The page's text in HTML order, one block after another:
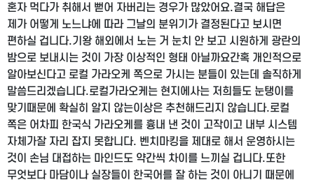
혼자 먹다가 취해서 뻗어 자버리는 경우가 많았어요.결국 해답은
제가 어떻게 노느냐에 따라 그날의 분위기가 결정된다고 보시면
편하실 겁니다.기왕 해외에서 노는 거 눈치 안 보고 시원하게 광란의
밤으로 보내시는 것이 가장 이상적인 형태 아닐까요간혹 개인적으로
알아보신다고 로컬 가라오케 쪽으로 가시는 분들이 있는데 솔직하게
말씀드리겠습니다.로컬가라오케는 현지에사는 저희들도 눈탱이를
맞기때문에 확실히 알지 않는이상은 추천해드리지 않습니다.로컬
쪽은 어차피 한국식 가라오케를 흉내 낸 것이 고작이고 내부 시스템
자체가잘 자리 잡지 못합니다. 벤치마킹을 제대로 해서 운영하시는
것이 손님 대접하는 마인드도 약간씩 차이를 느끼실 겁니다.또한
무엇보다 마담이나 실장들이 한국어를 잘 하는 것이 아니기 때문에